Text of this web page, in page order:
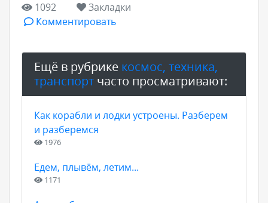
1092
Закладки
Комментировать
Ещё в рубрике космос, техника,
транспорт часто просматривают:
Как корабли и лодки устроены. Разберем
и разберемся
1976
Едем, плывём, летим...
1171